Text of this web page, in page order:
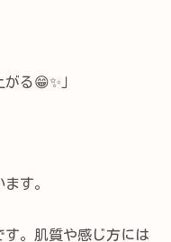
る😁✨」
す。
。肌質や感じ方には